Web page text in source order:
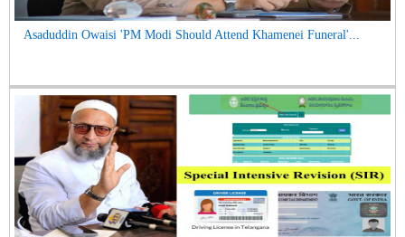
Asaduddin Owaisi 'PM Modi Should Attend Khamenei Funeral'...